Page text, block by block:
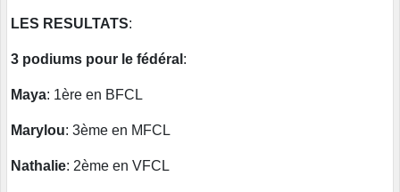
LES RESULTATS:
3 podiums pour le fédéral :
Maya: 1ère en BFCL
Marylou: 3ème en MFCL
Nathalie: 2ème en VFCL